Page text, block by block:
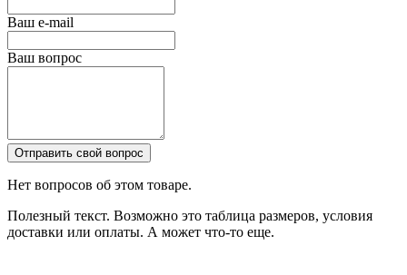
Ваш e-mail
Ваш вопрос
Отправить свой вопрос
Нет вопросов об этом товаре.
Полезный текст. Возможно это таблица размеров, условия
доставки или оплаты. А может что-то еще.